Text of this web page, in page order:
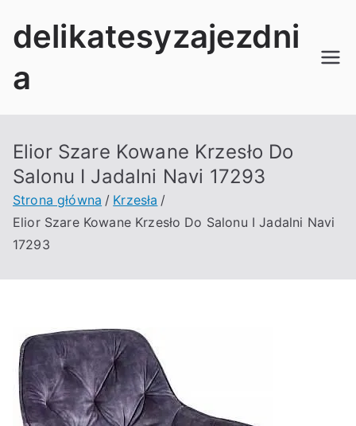
dodelikatesyzajezdni
a
Elior Szare Kowane Krzesło Do
Salonu I Jadalni Navi 17293
Strona główna
Krzesła
Elior Szare Kowane Krzesło Do Salonu I Jadalni Navi
17293